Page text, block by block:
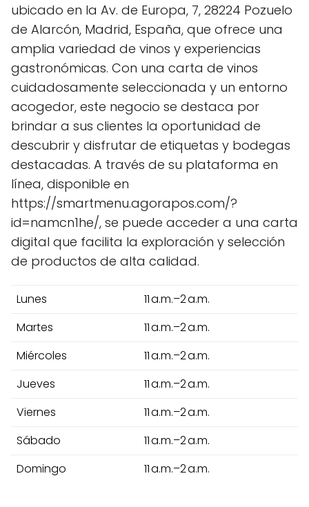
ubicado en la Av. de Europa, 7, 28224 Pozuelo
de Alarcón, Madrid, España, que ofrece una
amplia variedad de vinos y experiencias
gastronómicas. Con una carta de vinos
cuidadosamente seleccionada y un entorno
acogedor, este negocio se destaca por
brindar a sus clientes la oportunidad de
descubrir y disfrutar de etiquetas y bodegas
destacadas. A través de su plataforma en
línea, disponible en
https://smartmenu.agorapos.com/?
id=namcn1he/, se puede acceder a una carta
digital que facilita la exploración y selección
de productos de alta calidad.
Lunes
11 a.m.–2 a.m.
Martes
11 a.m.–2 a.m.
Miércoles
11 a.m.–2 a.m.
Jueves
11 a.m.–2 a.m.
Viernes
11 a.m.–2 a.m.
Sábado
11 a.m.–2 a.m.
Domingo
11 a.m.–2 a.m.